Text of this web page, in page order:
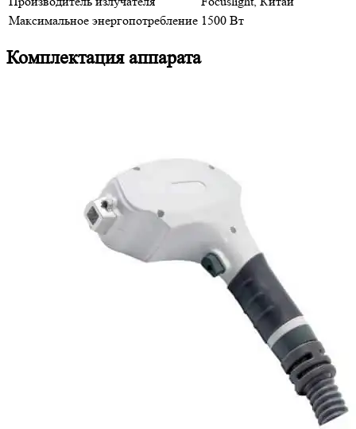
Максимальное энергопотребление 1500 Вт
Комплектация аппарата